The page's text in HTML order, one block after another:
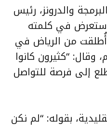
والدرونز، رئيس
في كلمته
أُطلقت من الرياض في
“كثيرون كانوا
إلى فرصة للتواصل
بقوله: “لم نكن